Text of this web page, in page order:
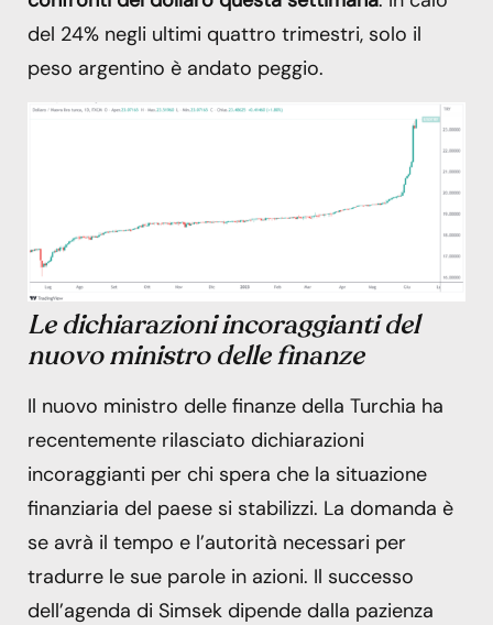
del 24% negli ultimi quattro trimestri, solo il
peso argentino è andato peggio.
Le dichiarazioni incoraggianti del
nuovo ministro delle finanze
Il nuovo ministro delle finanze della Turchia ha
recentemente rilasciato dichiarazioni
incoraggianti per chi spera che la situazione
finanziaria del paese si stabilizzi. La domanda è
se avrà il tempo e l’autorità necessari per
tradurre le sue parole in azioni. Il successo
dell’agenda di Simsek dipende dalla pazienza